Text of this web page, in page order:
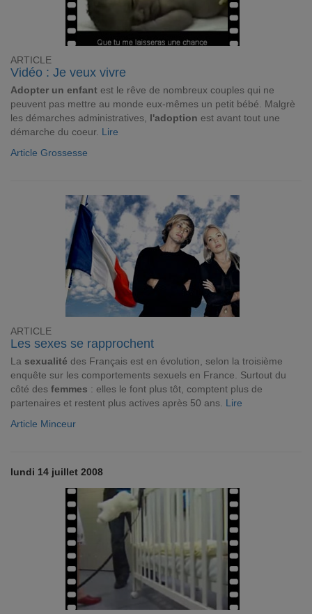
ARTICLE
Vidéo : Je veux vivre
Adopter un enfant est le rêve de nombreux couples qui ne
peuvent pas mettre au monde eux-mêmes un petit bébé. Malgrè
les démarches administratives, l'adoption est avant tout une
démarche du coeur. Lire
Article Grossesse
ARTICLE
Les sexes se rapprochent
La sexualité des Français est en évolution, selon la troisième
enquête sur les comportements sexuels en France. Surtout du
côté des femmes : elles le font plus tôt, comptent plus de
partenaires et restent plus actives après 50 ans. Lire
Article Minceur
lundi 14 juillet 2008